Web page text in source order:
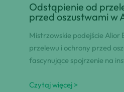
Odstąpienie od
przed oszustwami w
Mistrzowskie podejście Alior
przelewu i ochrony przed
fascynujące spojrzenie na
Czytaj więcej >